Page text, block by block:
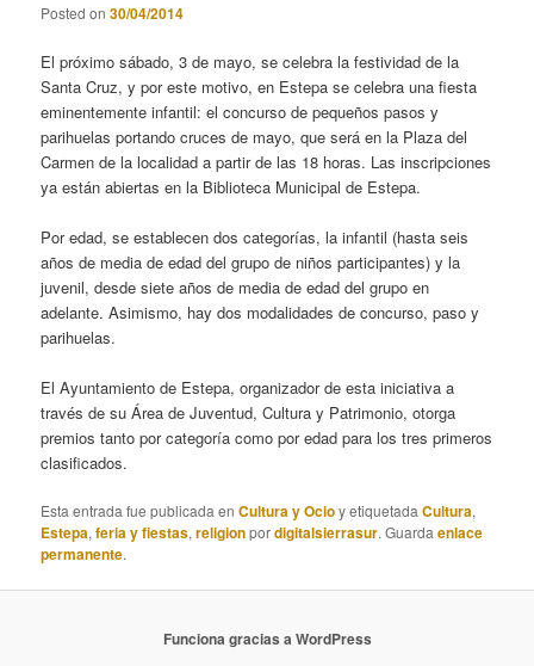
Posted on30/04/2014
El próximo sábado, 3 de mayo, se celebra la festividad de la
Santa Cruz, y por este motivo, en Estepa se celebra una fiesta
eminentemente infantil: el concurso de pequeños pasos y
parihuelas portando cruces de mayo, que será en la Plaza del
Carmen de la localidad a partir de las 18 horas. Las inscripciones
ya están abiertas en la Biblioteca Municipal de Estepa.
Por edad, se establecen dos categorías, la infantil (hasta seis
años de media de edad del grupo de niños participantes) y la
juvenil, desde siete años de media de edad del grupo en
adelante. Asimismo, hay dos modalidades de concurso, paso y
parihuelas.
El Ayuntamiento de Estepa, organizador de esta iniciativa a
través de su Área de Juventud, Cultura y Patrimonio, otorga
premios tanto por categoría como por edad para los tres primeros
clasificados.
Esta entrada fue publicada enCultura y Ocioy etiquetadaCultura,
Estepa,feria y fiestas,religionpordigitalsierrasur. Guardaenlace
permanente.
Funciona gracias a WordPress